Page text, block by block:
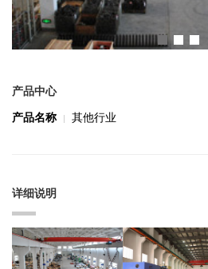
产品中心
产品名称 其他行业
详细说明